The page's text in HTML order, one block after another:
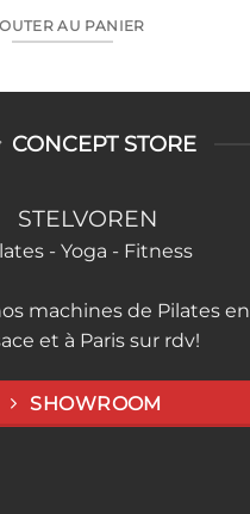
AU PANIER
CONCEPT STORE
STELVOREN
- Yoga - Fitness
machines de Pilates en
et à Paris sur rdv!
SHOWROOM